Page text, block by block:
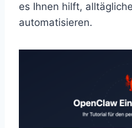
es Ihnen hilft,
automatisieren.